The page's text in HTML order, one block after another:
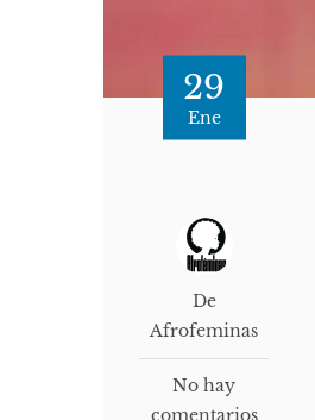
29
Ene
De
Afrofeminas
No hay
comentarios